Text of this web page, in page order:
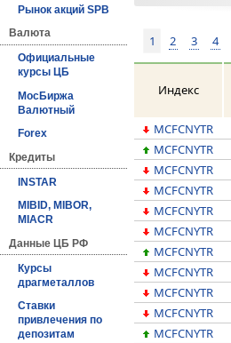
Рынок акций SPB
Валюта
Официальные
курсы ЦБ
МосБиржа
Валютный
Forex
Кредиты
INSTAR
MIBID, MIBOR,
MIACR
Данные ЦБ РФ
Курсы
драгметаллов
Ставки
привлечения по
депозитам
1 2 3 4
Индекс
MCFCNYTR
MCFCNYTR
MCFCNYTR
MCFCNYTR
MCFCNYTR
MCFCNYTR
MCFCNYTR
MCFCNYTR
MCFCNYTR
MCFCNYTR
MCFCNYTR